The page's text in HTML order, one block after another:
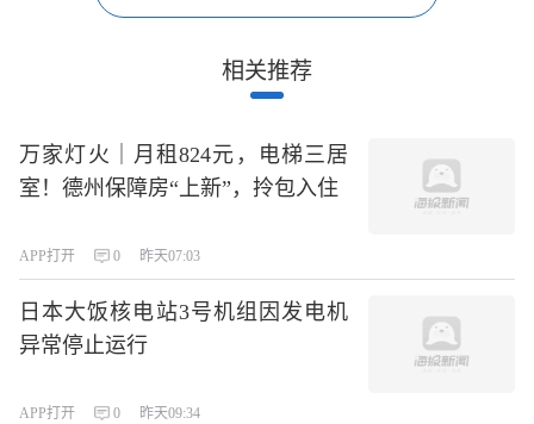
相关推荐
万家灯火｜月租824元，电梯三居
室！德州保障房“上新”，拎包入住
APP打开 0 昨天07:03
日本大饭核电站3号机组因发电机
异常停止运行
APP打开 0 昨天09:34